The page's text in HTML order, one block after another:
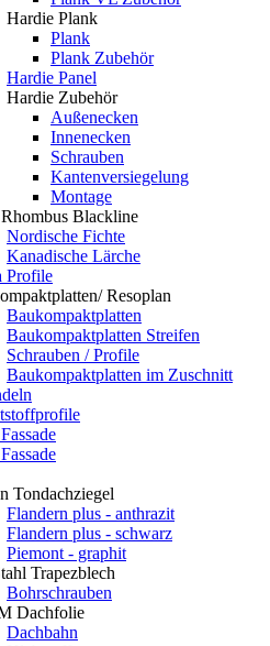
Hardie Plank
Plank
Plank Zubehör
Hardie Panel
Hardie Zubehör
Außenecken
Innenecken
Schrauben
Kantenversiegelung
Montage
Blackline
Nordische Fichte
Kanadische Lärche
Profile
Resoplan
Baukompaktplatten
Baukompaktplatten Streifen
Schrauben / Profile
Baukompaktplatten im Zuschnitt
Tondachziegel
Flandern plus - anthrazit
Flandern plus - schwarz
Piemont - graphit
Trapezblech
Bohrschrauben
Dachfolie
Dachbahn